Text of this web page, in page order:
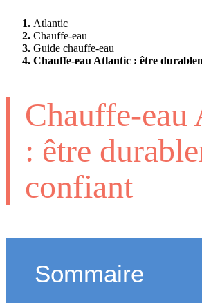
Atlantic
Chauffe-eau
Guide chauffe-eau
Chauffe-eau Atlantic : être
Chauffe-eau
: être
confiant
Sommaire